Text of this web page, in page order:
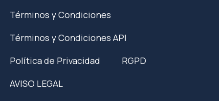
Términos y Condiciones
Términos y Condiciones API
Política de Privacidad
RGPD
AVISO LEGAL